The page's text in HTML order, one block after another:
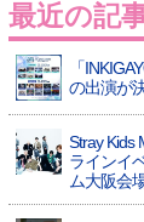
最近の記
「
の出演が
Stray Kids
ラインイ
ム大阪会